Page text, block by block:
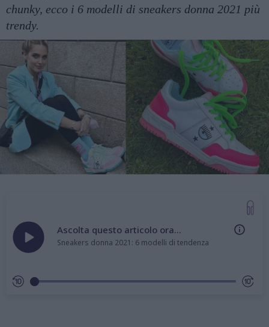
chunky, ecco i 6 modelli di sneakers donna 2021 più
trendy.
Ascolta questo articolo ora...
Sneakers donna 2021: 6 modelli di tendenza